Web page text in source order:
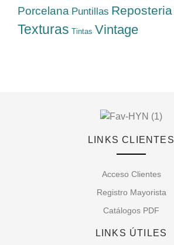
Porcelana Puntillas Reposteria
Texturas Tintas Vintage
LINKS CLIENTES
Acceso Clientes
Registro Mayorista
Catálogos PDF
LINKS ÚTILES